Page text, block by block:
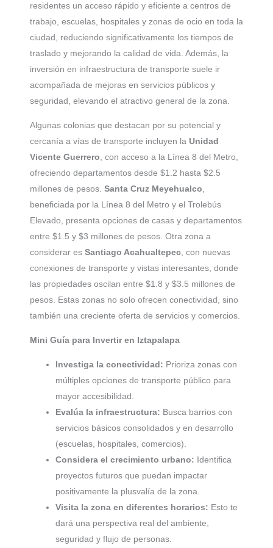
residentes un acceso rápido y eficiente a centros de
trabajo, escuelas, hospitales y zonas de ocio en toda la
ciudad, reduciendo significativamente los tiempos de
traslado y mejorando la calidad de vida. Además, la
inversión en infraestructura de transporte suele ir
acompañada de mejoras en servicios públicos y
seguridad, elevando el atractivo general de la zona.
Algunas colonias que destacan por su potencial y
cercanía a vías de transporte incluyen la Unidad
Vicente Guerrero, con acceso a la Línea 8 del Metro,
ofreciendo departamentos desde $1.2 hasta $2.5
millones de pesos. Santa Cruz Meyehualco,
beneficiada por la Línea 8 del Metro y el Trolebús
Elevado, presenta opciones de casas y departamentos
entre $1.5 y $3 millones de pesos. Otra zona a
considerar es Santiago Acahualtepec, con nuevas
conexiones de transporte y vistas interesantes, donde
las propiedades oscilan entre $1.8 y $3.5 millones de
pesos. Estas zonas no solo ofrecen conectividad, sino
también una creciente oferta de servicios y comercios.
Mini Guía para Invertir en Iztapalapa
Investiga la conectividad: Prioriza zonas con
múltiples opciones de transporte público para
mayor accesibilidad.
Evalúa la infraestructura: Busca barrios con
servicios básicos consolidados y en desarrollo
(escuelas, hospitales, comercios).
Considera el crecimiento urbano: Identifica
proyectos futuros que puedan impactar
positivamente la plusvalía de la zona.
Visita la zona en diferentes horarios: Esto te
dará una perspectiva real del ambiente,
seguridad y flujo de personas.